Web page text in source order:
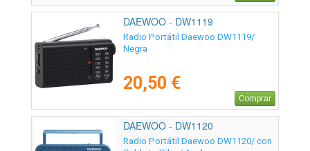
DAEWOO - DW1119
Radio Portátil Daewoo DW1119/
Negra
20,50 €
Comprar
DAEWOO - DW1120
Radio Portátil Daewoo DW1120/ con